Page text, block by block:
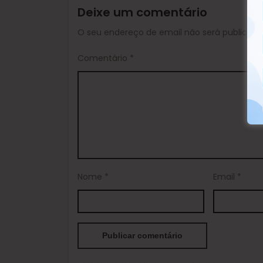
Deixe um comentário
O seu endereço de email não será
Comentário *
Nome * Email *